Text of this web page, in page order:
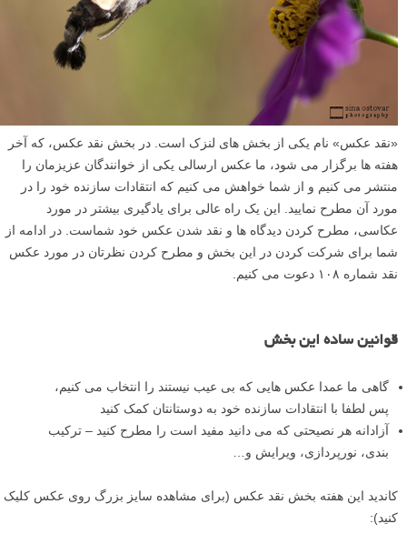
«نقد عکس» نام یکی از بخش های لنزک است. در بخش نقد عکس، که آخر
هفته ها برگزار می شود، ما عکس ارسالی یکی از خوانندگان عزیزمان را
منتشر می کنیم و از شما خواهش می کنیم که انتقادات سازنده خود را در
مورد آن مطرح نمایید. این یک راه عالی برای یادگیری بیشتر در مورد
عکاسی، مطرح کردن دیدگاه ها و نقد شدن عکس خود شماست. در ادامه از
شما برای شرکت کردن در این بخش و مطرح کردن نظرتان در مورد عکس
نقد شماره ۱۰۸ دعوت می کنیم.
قوانین ساده این بخش
گاهی ما عمدا عکس هایی که بی عیب نیستند را انتخاب می کنیم،
پس لطفا با انتقادات سازنده خود به دوستانتان کمک کنید
آزادانه هر نصیحتی که می دانید مفید است را مطرح کنید – ترکیب
بندی، نورپردازی، ویرایش و…
کاندید این هفته بخش نقد عکس (برای مشاهده سایز بزرگ روی عکس کلیک
کنید):